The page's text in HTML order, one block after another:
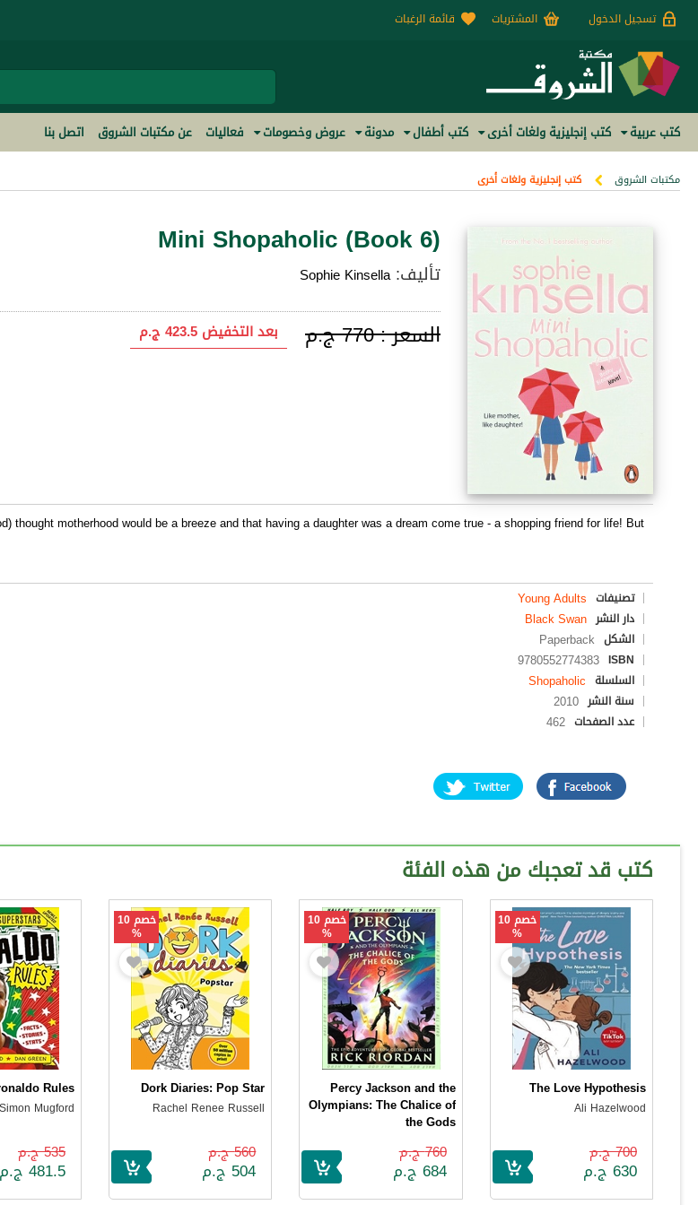
تسجيل الدخول المشتريات قائمة الرغبات
كتب عربية كتب إنجليزية ولغات أخرى كتب أطفال مدونة عروض وخصومات فعاليات عن مكتبات الشروق اتصل بنا
مكتبات الشروق كتب إنجليزية ولغات أخرى
Mini Shopaholic (Book 6)
تأليف:Sophie Kinsella
السعر :770 ج.م بعد التخفيض 423.5 ج.م
thought motherhood would be a breeze and that having a daughter was a dream come true - a shopping friend for life! But
تصنيفات Young Adults
دار النشر Black Swan
الشكل Paperback
ISBN
9780552774383
السلسلة Shopaholic
سنة النشر 2010
عدد الصفحات 462
كتب قد تعجبك من هذه الفئة
خصم 10
%
The Love Hypothesis
Ali Hazelwood
700 ج.م
630 ج.م
خصم 10
%
Percy Jackson and the
Olympians: The Chalice of
the Gods
Rick Riordan
760 ج.م
684 ج.م
خصم 10
%
Dork Diaries: Pop Star
Rachel Renee Russell
560 ج.م
504 ج.م
Rules
Simon Mugford
535 ج.م
481.5 ج.م